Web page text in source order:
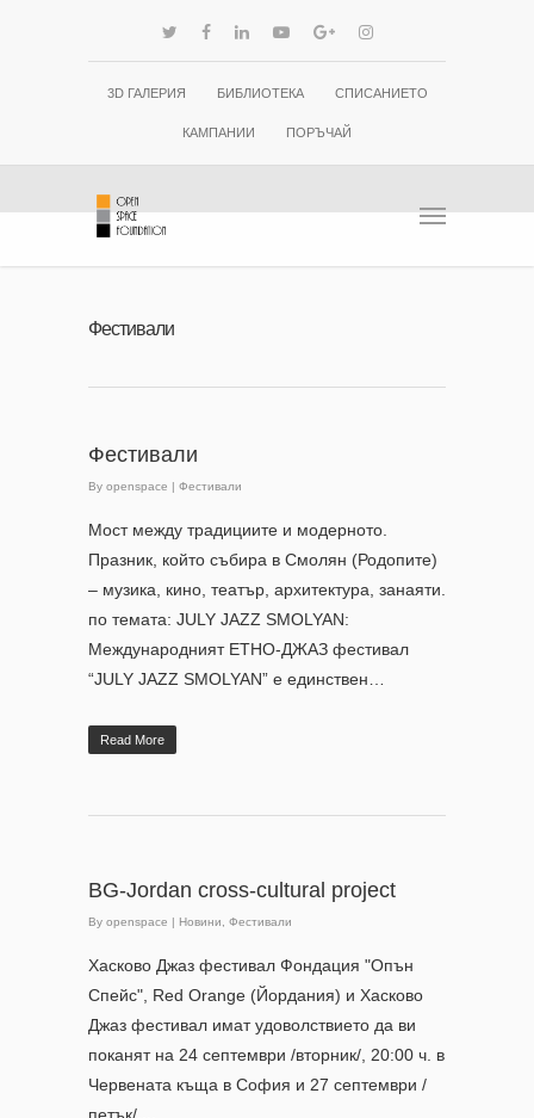
3D ГАЛЕРИЯ БИБЛИОТЕКА СПИСАНИЕТО
КАМПАНИИ ПОРЪЧАЙ
Фестивали
Фестивали
By openspace | Фестивали
Мост между традициите и модерното.
Празник, който събира в Смолян (Родопите)
– музика, кино, театър, архитектура, занаяти.
по темата: JULY JAZZ SMOLYAN:
Международният ЕТНО-ДЖАЗ фестивал
“JULY JAZZ SMOLYAN” е единствен…
Read More
BG-Jordan cross-cultural project
By openspace | Новини Фестивали
Хасково Джаз фестивал Фондация "Опън
Спейс", Red Orange (Йордания) и Хасково
Джаз фестивал имат удоволствието да ви
поканят на 24 септември /вторник/, 20:00 ч. в
Червената къща в София и 27 септември /